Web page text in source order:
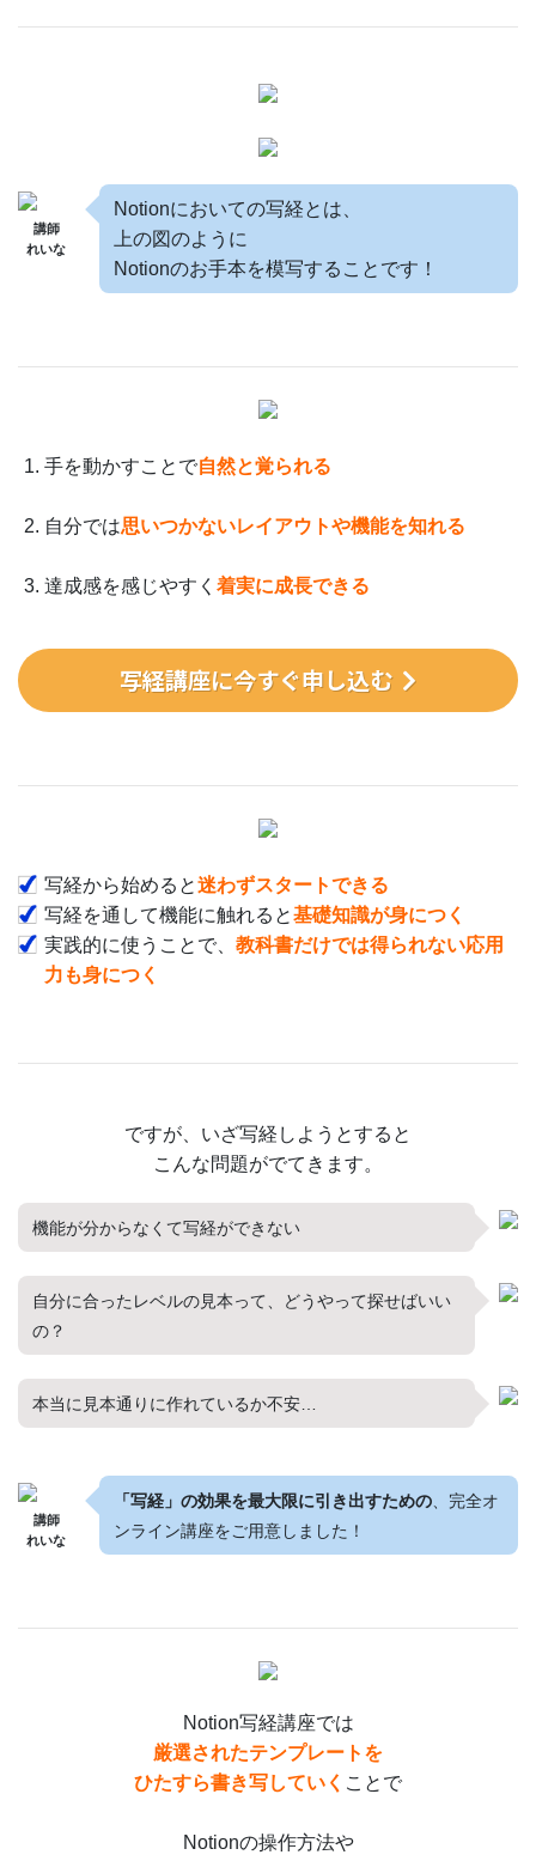
講師
れいな
Notionにおいての写経とは、
上の図のように
Notionのお手本を模写することです！
手を動かすことで自然と覚られる
自分では思いつかないレイアウトや機能を知れる
達成感を感じやすく着実に成長できる
写経講座に今すぐ申し込む
写経から始めると迷わずスタートできる
写経を通して機能に触れると基礎知識が身につく
実践的に使うことで、教科書だけでは得られない応用
力も身につく
ですが、いざ写経しようとすると
こんな問題がでてきます。
機能が分からなくて写経ができない
自分に合ったレベルの見本って、どうやって探せばいい
の？
本当に見本通りに作れているか不安…
講師
れいな
「写経」の効果を最大限に引き出すための、完全オ
ンライン講座をご用意しました！
Notion写経講座では
厳選されたテンプレートを
ひたすら書き写していく ことで
Notionの操作方法や